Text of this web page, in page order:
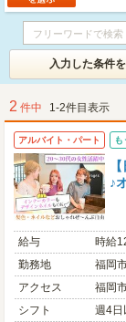
入力した条件
2 件中 1-2件目表示
アルバイト・パート も
♪
給与
時給
勤務地
福岡
アクセス
福岡
シフト
週4日